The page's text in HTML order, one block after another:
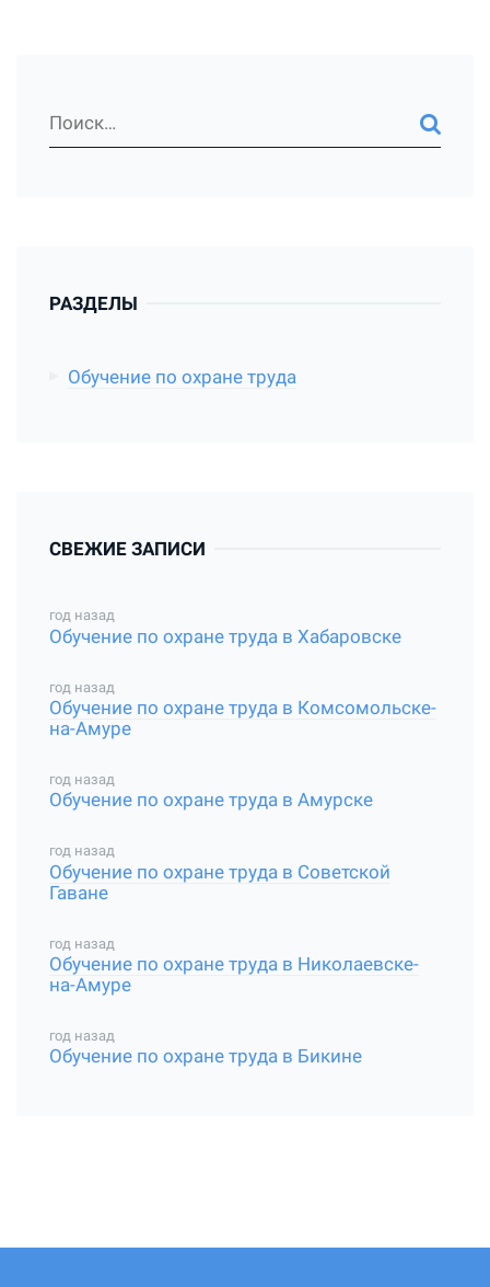
РАЗДЕЛЫ
Обучение по охране труда
СВЕЖИЕ ЗАПИСИ
год назад
Обучение по охране труда в Хабаровске
год назад
Обучение по охране труда в Комсомольске-
на-Амуре
год назад
Обучение по охране труда в Амурске
год назад
Обучение по охране труда в Советской
Гаване
год назад
Обучение по охране труда в Николаевске-
на-Амуре
год назад
Обучение по охране труда в Бикине